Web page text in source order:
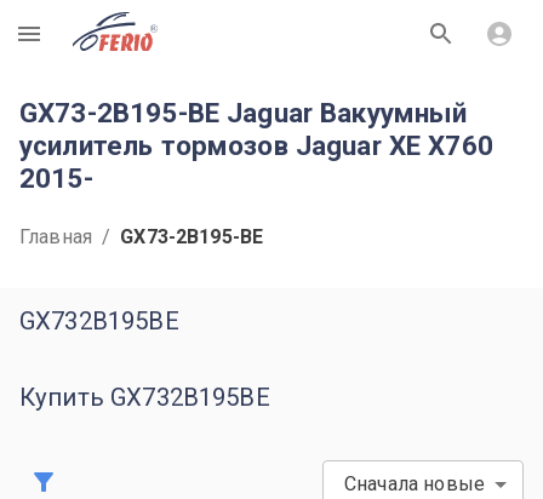
R
GX73-2B195-BE Jaguar Вакуумный
усилитель тормозов Jaguar XE X760
2015-
Главная / GX73-2B195-BE
GX732B195BE
Купить GX732B195BE
Сначала новые